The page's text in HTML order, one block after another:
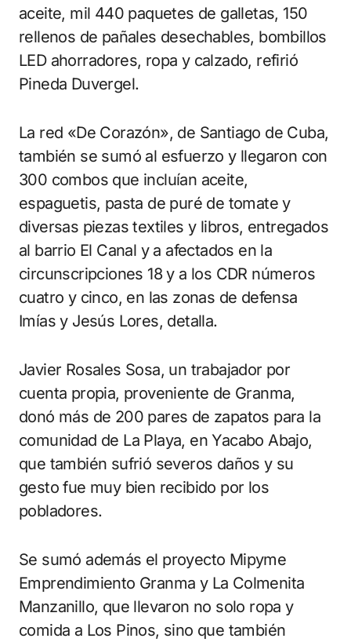
aceite, mil 440 paquetes de galletas, 150
rellenos de pañales desechables, bombillos
LED ahorradores, ropa y calzado, refirió
Pineda Duvergel.
La red «De Corazón», de Santiago de Cuba,
también se sumó al esfuerzo y llegaron con
300 combos que incluían aceite,
espaguetis, pasta de puré de tomate y
diversas piezas textiles y libros, entregados
al barrio El Canal y a afectados en la
circunscripciones 18 y a los CDR números
cuatro y cinco, en las zonas de defensa
Imías y Jesús Lores, detalla.
Javier Rosales Sosa, un trabajador por
cuenta propia, proveniente de Granma,
donó más de 200 pares de zapatos para la
comunidad de La Playa, en Yacabo Abajo,
que también sufrió severos daños y su
gesto fue muy bien recibido por los
pobladores.
Se sumó además el proyecto Mipyme
Emprendimiento Granma y La Colmenita
Manzanillo, que llevaron no solo ropa y
comida a Los Pinos, sino que también